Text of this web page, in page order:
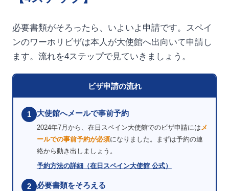
必要書類がそろったら、いよいよ申請です。スペイ
ンのワーホリビザは本人が大使館へ出向いて申請し
ます。流れを4ステップで見ていきましょう。
ビザ申請の流れ
1 大使館へメールで事前予約
2024年7月から、在日スペイン大使館でのビザ申請には メ
ールでの事前予約が必須になりました。まずは予約の連
絡から動き出しましょう。
予約方法の詳細（在日スペイン大使館 公式）
2 必要書類をそろえる